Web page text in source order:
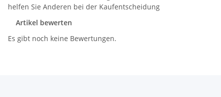
helfen Sie Anderen bei der Kaufentscheidung
Artikel bewerten
Es gibt noch keine Bewertungen.